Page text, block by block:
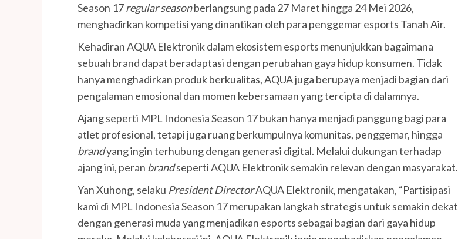
Season 17regular seasonberlangsung pada 27 Maret hingga 24 Mei 2026,
menghadirkan kompetisi yang dinantikan oleh para penggemar esports Tanah Air.
Kehadiran AQUA Elektronik dalam ekosistem esports menunjukkan bagaimana
sebuah brand dapat beradaptasi dengan perubahan gaya hidup konsumen. Tidak
hanya menghadirkan produk berkualitas, AQUA juga berupaya menjadi bagian dari
pengalaman emosional dan momen kebersamaan yang tercipta di dalamnya.
Ajang seperti MPL Indonesia Season 17 bukan hanya menjadi panggung bagi para
atlet profesional, tetapi juga ruang berkumpulnya komunitas, penggemar, hingga
brandyang ingin terhubung dengan generasi digital. Melalui dukungan terhadap
ajang ini, peran brandseperti AQUA Elektronik semakin relevan dengan masyarakat.
Yan Xuhong, selaku President DirectorAQUA Elektronik, mengatakan, “Partisipasi
kami di MPL Indonesia Season 17 merupakan langkah strategis untuk semakin dekat
dengan generasi muda yang menjadikan esports sebagai bagian dari gaya hidup